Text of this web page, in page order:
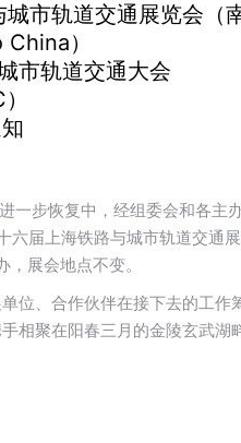
市轨道交通展览会（南
）
市轨道交通大会
一步恢复中，经组委会和各主
届上海铁路与城市轨道交通
展会地点不变。
位、合作伙伴在接下去的工
相聚在阳春三月的金陵玄武湖畔